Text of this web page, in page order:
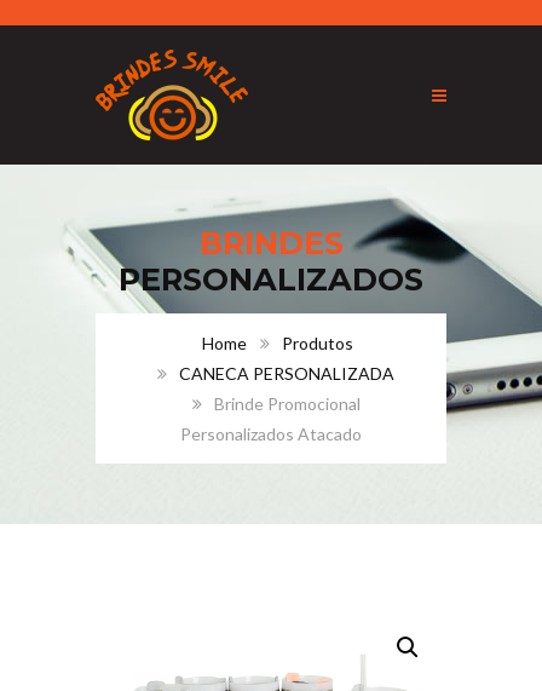
BRINDES
PERSONALIZADOS
Home
Produtos
CANECA PERSONALIZADA
Brinde Promocional
Personalizados Atacado